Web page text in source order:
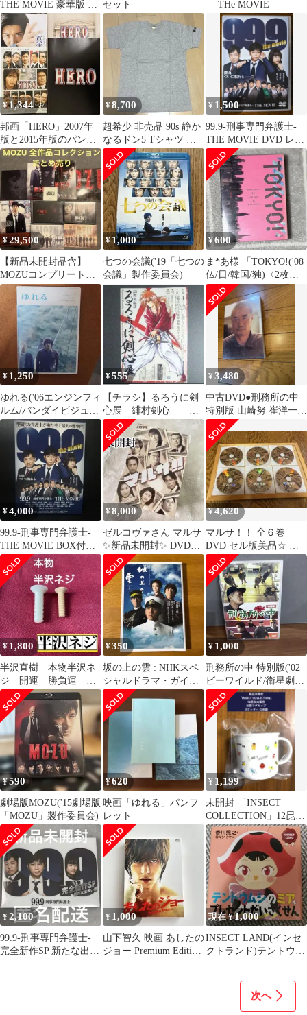
THE MOVIE 豪華版 ブ
ルーレイ 嵐 松本潤
セット ― THe MOVIE
¥1,344
邦画「HERO」2007年
版と2015年版のパンフ
レット2冊とフライヤー
¥8,700
超希少 非売品 90s 静か
なるドン5 Tシャツ ヴ
ィンテージ デッドスト
ック
¥ 1,500
99.9-刑事専門弁護士-
THE MOVIE DVD レン
タル 邦画
¥29,500
【新品未開封品含】
MOZUコンプリート
BOX オフィシャルガイ
ドブック まとめ
¥1,000
七つの会議('19「七つの
会議」製作委員会)
¥600
ま*あ様 「TOKYO!('08
仏/日/韓国/独)〈2枚
組〉」 DVD
¥ 1,250
ゆれる('06エンジンフィ
ルム/バンダイビジュア
ル/テレビマンユニオン/
衛星劇…
¥555
【チラシ】るろうに剣
心展 緋村剣心
【3】
¥3,480
中古DVD●刑務所の中
特別版 山崎努 崔洋一
田口トモロヲ 窪塚洋介
香川照之
¥4,000
99.9-刑事専門弁護士-
THE MOVIE BOX付き
豪華版('21「99.…
¥8,000
ゼルコヴァさん マルサ
✨新品未開封✨ DVDセ
ット 佐藤二郎 香川照之
¥4,620
マルサ！！ 全６巻
DVD セル版美品☆ 江
角マキコ、香川照之、
三宅健
¥ 1,800
半沢直樹 本物半沢ネ
ジ 開運 勝負運 金
運 出世 御守り
¥350
坂の上の雲 : NHKスペ
シャルドラマ・ガイド
第1部
¥ 1,000
刑務所の中 特別版('02
ビーワイルド/衛星劇
場)
¥590
劇場版MOZU('15劇場版
「MOZU」製作委員会)
¥620
映画「ゆれる」パンフ
レット
¥ 1,199
未開封 「INSECT
COLLECTION」12昆虫
大集合抗菌マグカップ
日本製
¥2,100
99.9-刑事専門弁護士-
完全新作SP 新たな出会
¥ 1,000
山下智久 映画 あしたの
ジョー Premium Edition
現在 ¥1,000
INSECT LAND(インセ
クトランド)テントウム
次へ